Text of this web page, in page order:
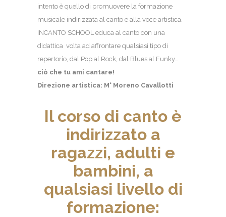
intento è quello di promuovere la formazione
musicale indirizzata al canto e alla voce artistica.
INCANTO SCHOOL educa al canto con una
didattica volta ad affrontare qualsiasi tipo di
repertorio, dal Pop al Rock, dal Blues al Funky…
ciò che tu ami cantare!
Direzione artistica: M° Moreno Cavallotti
Il corso di canto è
indirizzato a
ragazzi, adulti e
bambini, a
qualsiasi livello di
formazione: